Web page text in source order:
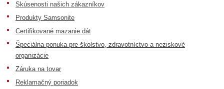
Skúsenosti našich zákazníkov
Produkty Samsonite
Certifikované mazanie dát
Špeciálna ponuka pre školstvo, zdravotníctvo a neziskové
organizácie
Záruka na tovar
Reklamačný poriadok